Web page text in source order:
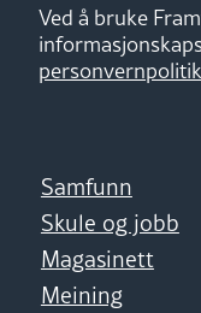
Ved å bruke
Samfunn
Skule og jobb
Magasinett
Meining